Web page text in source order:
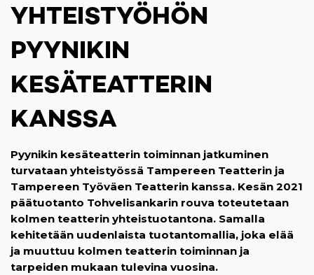
YHTEISTYÖHÖN
PYYNIKIN
KESÄTEATTERIN
KANSSA
Pyynikin kesäteatterin toiminnan jatkuminen
turvataan yhteistyössä Tampereen Teatterin ja
Tampereen Työväen Teatterin kanssa. Kesän 2021
päätuotanto Tohvelisankarin rouva toteutetaan
kolmen teatterin yhteistuotantona. Samalla
kehitetään uudenlaista tuotantomallia, joka elää
ja muuttuu kolmen teatterin toiminnan ja
tarpeiden mukaan tulevina vuosina.